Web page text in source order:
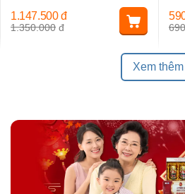
1.350.000 đ
1.147.500 đ
Xem thêm